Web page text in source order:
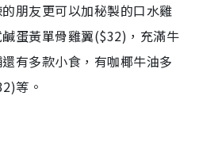
朋友更可以加秘製的口水雞
蛋黃單骨雞翼($32)，充滿牛
有多款小食，有咖椰牛油多
等。